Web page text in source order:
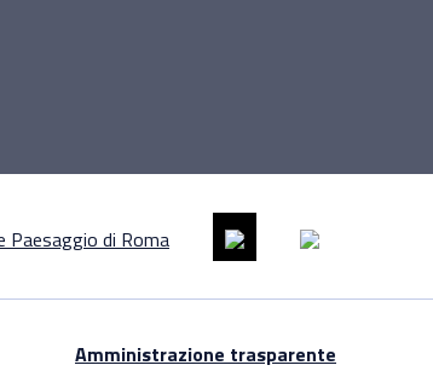
Amministrazione trasparente